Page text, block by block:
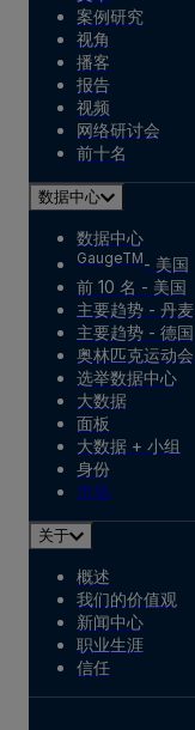
案例研究
视角
播客
报告
视频
网络研讨会
前十名
数据中心
数据中心
GaugeTM - 美国
前 10 名 - 美国
主要趋势 - 丹麦
主要趋势 - 德国
奥林匹克运动会
选举数据中心
大数据
面板
大数据 + 小组
身份
市场
关于
概述
我们的价值观
新闻中心
职业生涯
信任